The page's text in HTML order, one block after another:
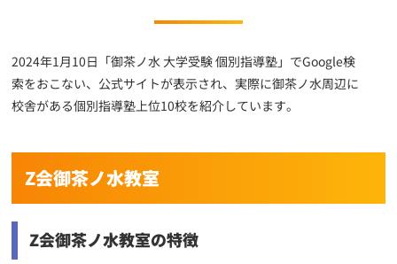
2024年1月10日「御茶ノ水 大学受験 個別指導塾」でGoogle検
索をおこない、公式サイトが表示され、実際に御茶ノ水周辺に
校舎がある個別指導塾上位10校を紹介しています。
Z会御茶ノ水教室
Z会御茶ノ水教室の特徴